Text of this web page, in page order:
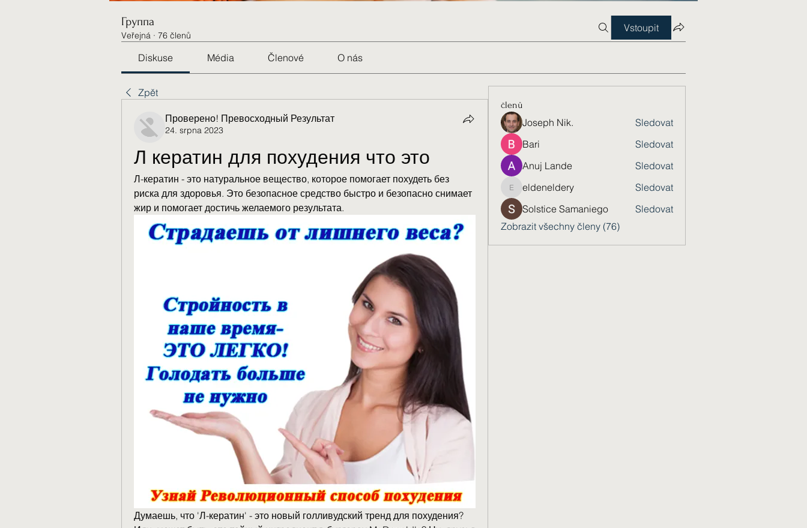
Группа
Veřejná · 76 členů
Vstoupit
Diskuse Média Členové O nás
Zpět
Проверено! Превосходный Результат
24. srpna 2023
Л кератин для похудения что это
Л-кератин - это натуральное вещество, которое помогает похудеть без
риска для здоровья. Это безопасное средство быстро и безопасно снимает
жир и помогает достичь желаемого результата.
Думаешь, что 'Л-кератин' - это новый голливудский тренд для похудения?
členů
Joseph Nik.
Sledovat
Bari
Sledovat
Anuj Lande
Sledovat
eldeneldery
eldeneldery
Sledovat
Solstice Samaniego
Sledovat
Zobrazit všechny členy (76)